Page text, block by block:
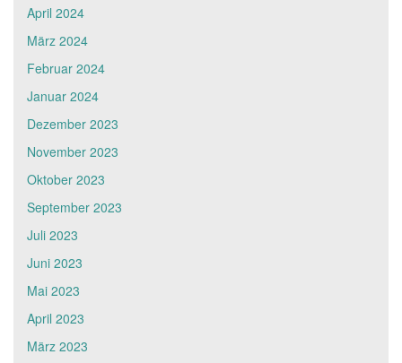
April 2024
März 2024
Februar 2024
Januar 2024
Dezember 2023
November 2023
Oktober 2023
September 2023
Juli 2023
Juni 2023
Mai 2023
April 2023
März 2023